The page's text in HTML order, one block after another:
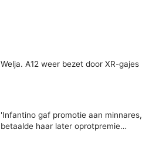
Welja. A12 weer bezet door XR-gajes
'Infantino gaf promotie aan minnares,
betaalde haar later oprotpremie…